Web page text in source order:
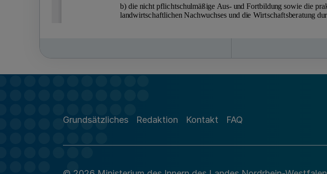
Grundsätzliches Redaktion Kontakt FAQ